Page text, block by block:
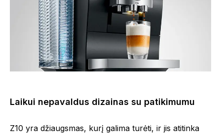
Laikui nepavaldus dizainas su patikimumu
Z10 yra džiaugsmas, kurį galima turėti, ir jis atitinka